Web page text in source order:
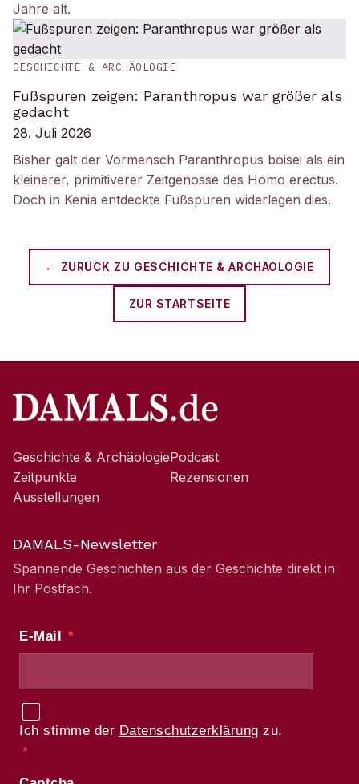
Jahre alt.
GESCHICHTE & ARCHÄOLOGIE
Fußspuren zeigen: Paranthropus war größer als
gedacht
28. Juli 2026
Bisher galt der Vormensch Paranthropus boisei als ein
kleinerer, primitiverer Zeitgenosse des Homo erectus.
Doch in Kenia entdeckte Fußspuren widerlegen dies.
← ZURÜCK ZU GESCHICHTE & ARCHÄOLOGIE
ZUR STARTSEITE
Geschichte & Archäologie
Zeitpunkte
Ausstellungen
Podcast
Rezensionen
DAMALS-Newsletter
Spannende Geschichten aus der Geschichte direkt in
Ihr Postfach.